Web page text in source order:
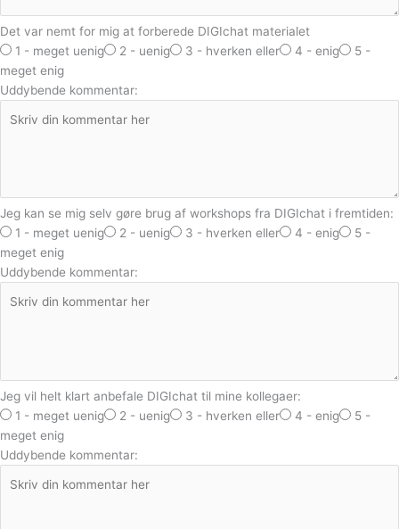
Det var nemt for mig at forberede DIGIchat materialet
1 - meget uenig
2 - uenig 3 - hverken eller 4 - enig
5 -
meget enig
Uddybende kommentar:
Jeg kan se mig selv gøre brug af workshops fra DIGIchat i fremtiden:
1 - meget uenig
2 - uenig 3 - hverken eller 4 - enig
5 -
meget enig
Uddybende kommentar:
Jeg vil helt klart anbefale DIGIchat til mine kollegaer:
1 - meget uenig
2 - uenig 3 - hverken eller 4 - enig
5 -
meget enig
Uddybende kommentar: